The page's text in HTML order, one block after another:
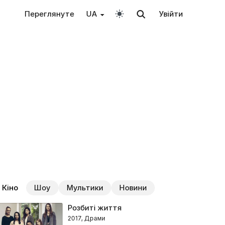
Переглянуте UA Увійти
Кіно Шоу Мультики Новини
Розбиті життя
2017, Драми